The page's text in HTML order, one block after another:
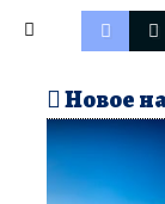
Новое